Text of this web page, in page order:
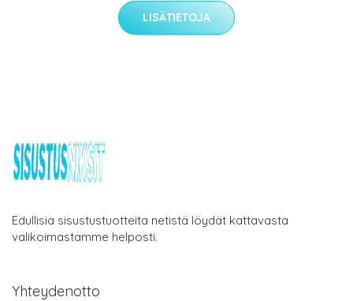
LISÄTIETOJA
Edullisia sisustustuotteita netistä löydät kattavasta
valikoimastamme helposti.
Yhteydenotto